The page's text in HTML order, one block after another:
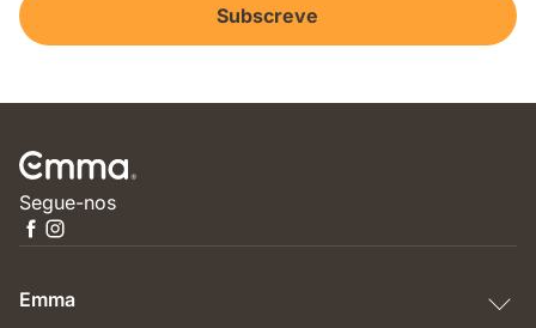
Subscreve
Segue-nos
Emma